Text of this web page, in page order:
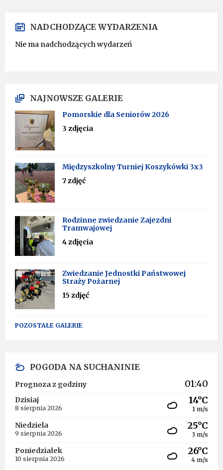
NADCHODZĄCE WYDARZENIA
Nie ma nadchodzących wydarzeń
NAJNOWSZE GALERIE
Pomorskie dla Seniorów 2026
3 zdjęcia
Międzyszkolny Turniej Koszykówki 3x3
7 zdjęć
Rodzinne zwiedzanie Zajezdni
Tramwajowej
4 zdjęcia
Zwiedzanie Jednostki Państwowej
Straży Pożarnej
15 zdjęć
POZOSTAŁE GALERIE
POGODA NA SUCHANINIE
Prognoza z godziny 01:40
Dzisiaj
8 sierpnia 2026
14°C
1 m/s
Niedziela
9 sierpnia 2026
25°C
3 m/s
Poniedziałek
10 sierpnia 2026
26°C
4 m/s